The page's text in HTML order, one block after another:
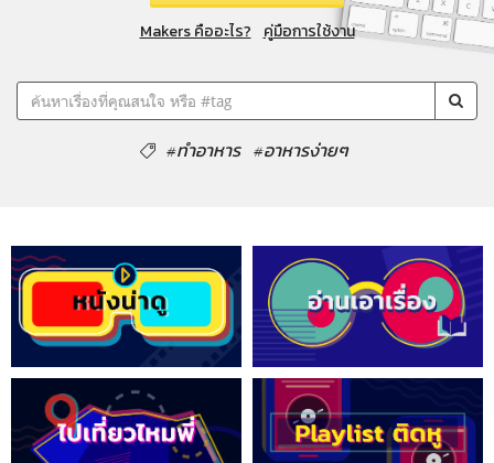
Makers คืออะไร? คู่มือการใช้งาน
#ทำอาหาร #อาหารง่ายๆ